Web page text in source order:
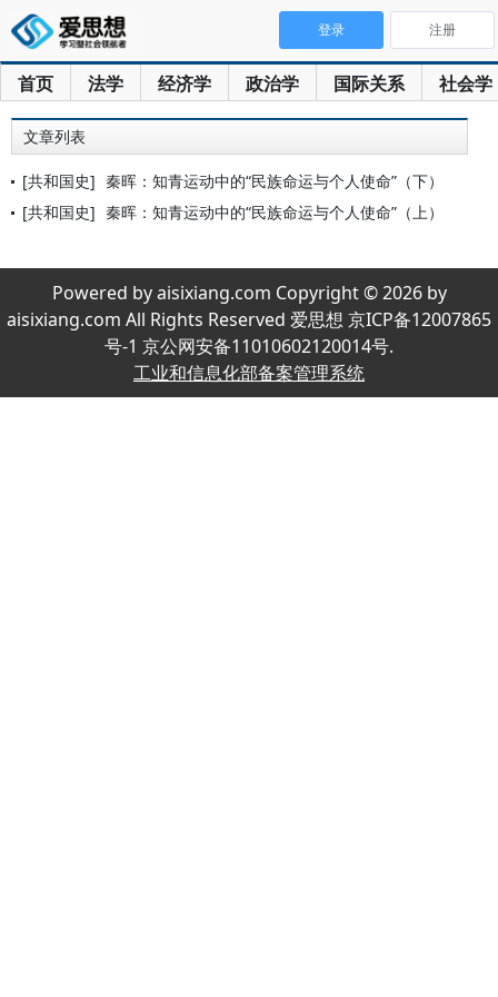
首页 法学 经济学 政治学 国际关系 社会学
登录 注册
文章列表
[共和国史] 秦晖：知青运动中的“民族命运与个人使命”（下）
[共和国史] 秦晖：知青运动中的“民族命运与个人使命”（上）
Powered by aisixiang.com Copyright © 2026 by
aisixiang.com All Rights Reserved 爱思想 京ICP备12007865
号-1 京公网安备11010602120014号.
工业和信息化部备案管理系统